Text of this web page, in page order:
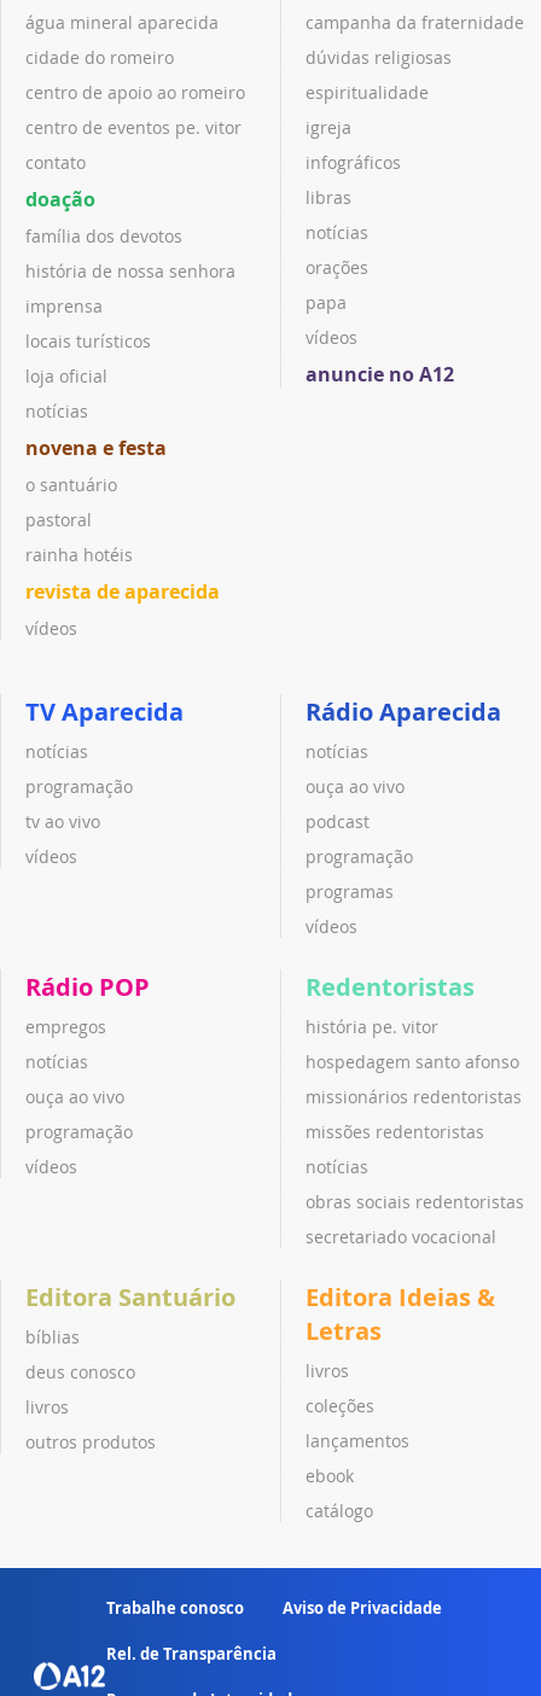
água mineral aparecida
cidade do romeiro
centro de apoio ao romeiro
centro de eventos pe. vitor
contato
doação
família dos devotos
história de nossa senhora
imprensa
locais turísticos
loja oficial
notícias
novena e festa
o santuário
pastoral
rainha hotéis
revista de aparecida
vídeos
campanha da fraternidade
dúvidas religiosas
espiritualidade
igreja
infográficos
libras
notícias
orações
papa
vídeos
anuncie no A12
TV Aparecida
notícias
programação
tv ao vivo
vídeos
Rádio Aparecida
notícias
ouça ao vivo
podcast
programação
programas
vídeos
Rádio POP
empregos
notícias
ouça ao vivo
programação
vídeos
Redentoristas
história pe. vitor
hospedagem santo afonso
missionários redentoristas
missões redentoristas
notícias
obras sociais redentoristas
secretariado vocacional
Editora Santuário
bíblias
deus conosco
livros
outros produtos
Editora Ideias &
Letras
livros
coleções
lançamentos
ebook
catálogo
Trabalhe conosco Aviso de Privacidade
Rel. de Transparência